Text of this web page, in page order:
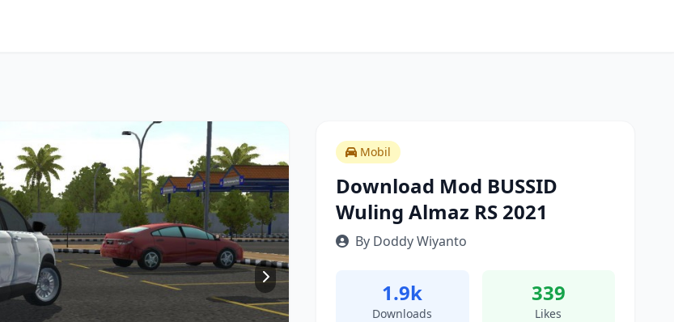
Mobil
Download Mod BUSSID
Wuling Almaz RS 2021
By Doddy Wiyanto
1.9k
Downloads
339
Likes